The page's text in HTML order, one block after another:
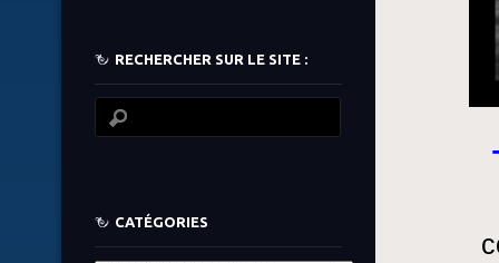
RECHERCHER SUR LE SITE :
CATÉGORIES